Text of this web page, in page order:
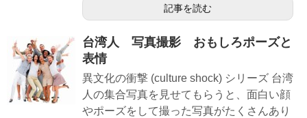
記事を読む
台湾人 写真撮影 おもしろポーズと
表情
異文化の衝撃 (culture shock) シリーズ 台湾
人の集合写真を見せてもらうと、面白い顔
やポーズをして撮った写真がたくさんあり